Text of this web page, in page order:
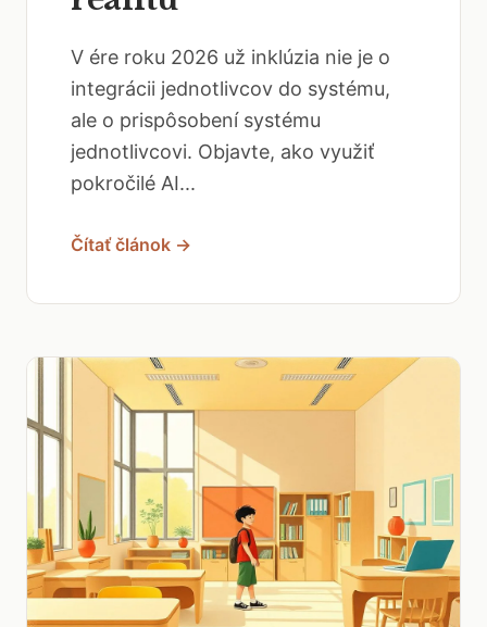
V ére roku 2026 už inklúzia nie je o
integrácii jednotlivcov do systému,
ale o prispôsobení systému
jednotlivcovi. Objavte, ako využiť
pokročilé AI...
Čítať článok →